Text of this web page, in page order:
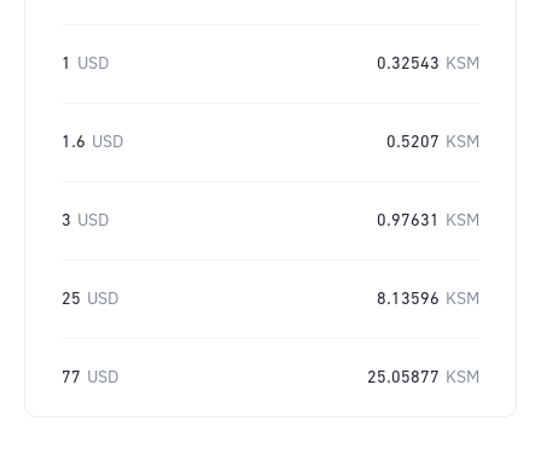
1 USD 0.32543 KSM
1.6 USD 0.5207 KSM
3 USD 0.97631 KSM
25 USD 8.13596 KSM
77 USD 25.05877 KSM